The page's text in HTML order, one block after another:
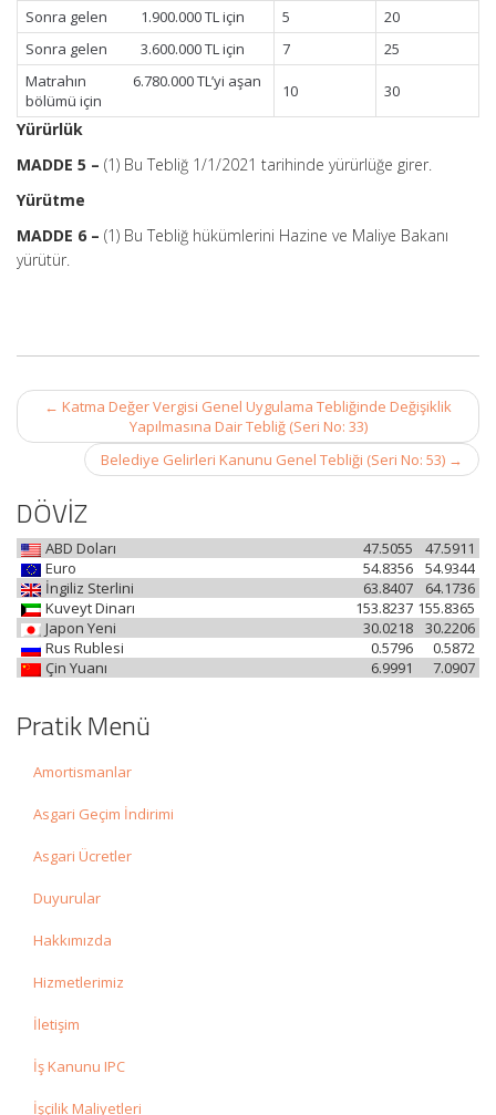
Sonra gelen 1.900.000 TL için 5
20
Sonra gelen 3.600.000 TL için
7
25
Matrahın 6.780.000 TL’yi aşan
bölümü için
10 30
Yürürlük
MADDE 5 – (1) Bu Tebliğ 1/1/2021 tarihinde yürürlüğe girer.
Yürütme
MADDE 6 – (1) Bu Tebliğ hükümlerini Hazine ve Maliye Bakanı
yürütür.
Post
navigation
← Katma Değer Vergisi Genel Uygulama Tebliğinde Değişiklik
Yapılmasına Dair Tebliğ (Seri No: 33)
Belediye Gelirleri Kanunu Genel Tebliği (Seri No: 53) →
DÖVİZ
ABD Doları 47.5911
47.5055
Euro
54.9344
54.8356
İngiliz Sterlini
64.1736
63.8407
Kuveyt Dinarı
155.8365
153.8237
Japon Yeni
30.2206
30.0218
Rus Rublesi
0.5872
0.5796
Çin Yuanı
7.0907
6.9991
Pratik Menü
Amortismanlar
Asgari Geçim İndirimi
Asgari Ücretler
Duyurular
Hakkımızda
Hizmetlerimiz
İletişim
İş Kanunu IPC
İşçilik Maliyetleri